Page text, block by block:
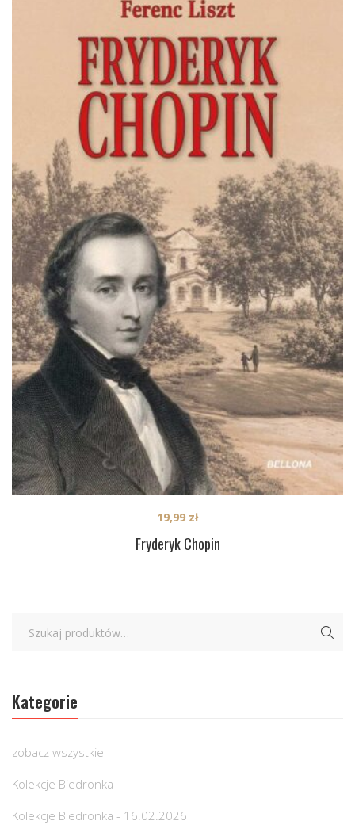
Fryderyk Chopin
19,99 zł
Kategorie
zobacz wszystkie
Kolekcje Biedronka
Kolekcje Biedronka - 16.02.2026